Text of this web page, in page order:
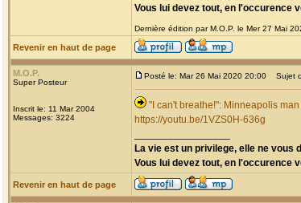
Vous lui devez tout, en l'occurence
Dernière édition par M.O.P. le Mer 27 Mai
Revenir en haut de page
M.O.P.
Super Posteur
Inscrit le: 11 Mar 2004
Messages: 3224
Posté le: Mar 26 Mai 2020 20:00 Sujet
"I can't breathe!": Minneapolis
https://youtu.be/1VZS0H-636g
La vie est un privilege, elle ne vous
Vous lui devez tout, en l'occurence
Revenir en haut de page